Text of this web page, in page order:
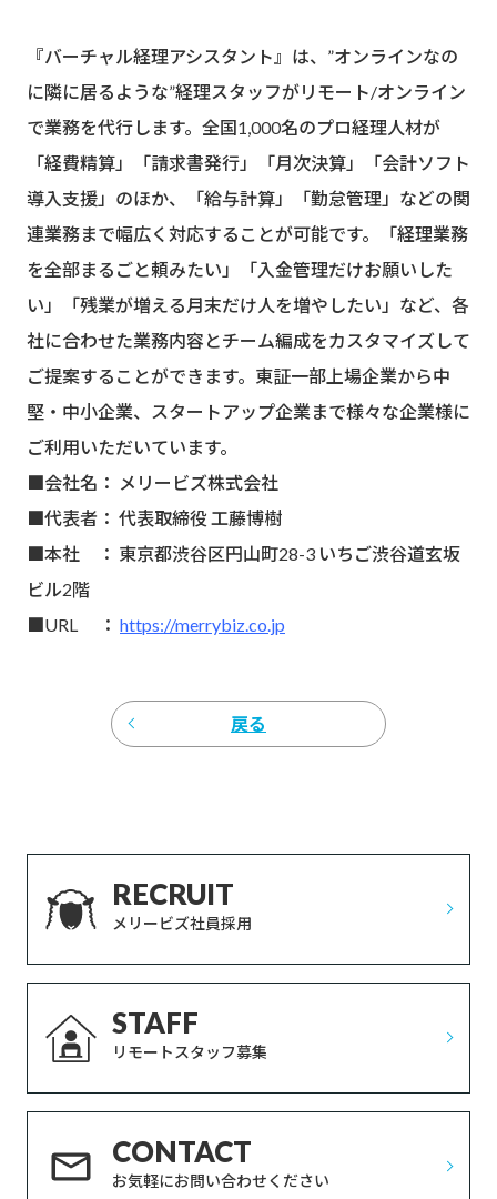
『バーチャル経理アシスタント』は、”オンラインなの
に隣に居るような”経理スタッフがリモート/オンライン
で業務を代行します。全国1,000名のプロ経理人材が
「経費精算」「請求書発行」「月次決算」「会計ソフト
導入支援」のほか、「給与計算」「勤怠管理」などの関
連業務まで幅広く対応することが可能です。「経理業務
を全部まるごと頼みたい」「入金管理だけお願いした
い」「残業が増える月末だけ人を増やしたい」など、各
社に合わせた業務内容とチーム編成をカスタマイズして
ご提案することができます。東証一部上場企業から中
堅・中小企業、スタートアップ企業まで様々な企業様に
ご利用いただいています。
■会社名： メリービズ株式会社
■代表者： 代表取締役 工藤博樹
■本社 ： 東京都渋谷区円山町28-3 いちご渋谷道玄坂
ビル2階
■URL ： https://merrybiz.co.jp
戻る
RECRUIT
メリービズ社員採用
STAFF
リモートスタッフ募集
CONTACT
お気軽にお問い合わせください